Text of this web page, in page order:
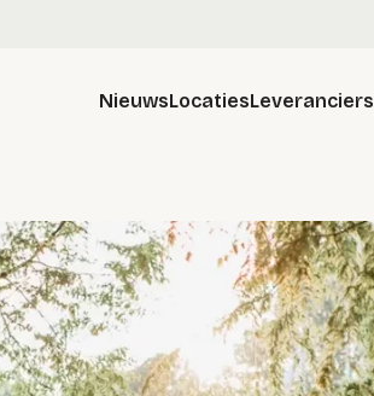
NieuwsLocatiesLeveranciers